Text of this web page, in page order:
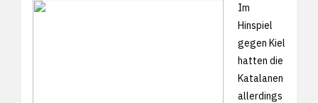
Im
Hinspiel
gegen Kiel
hatten die
Katalanen
allerdings